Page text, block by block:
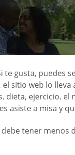
gusta, puedes
sitio web lo
ejercicio,
a misa y
tener menos